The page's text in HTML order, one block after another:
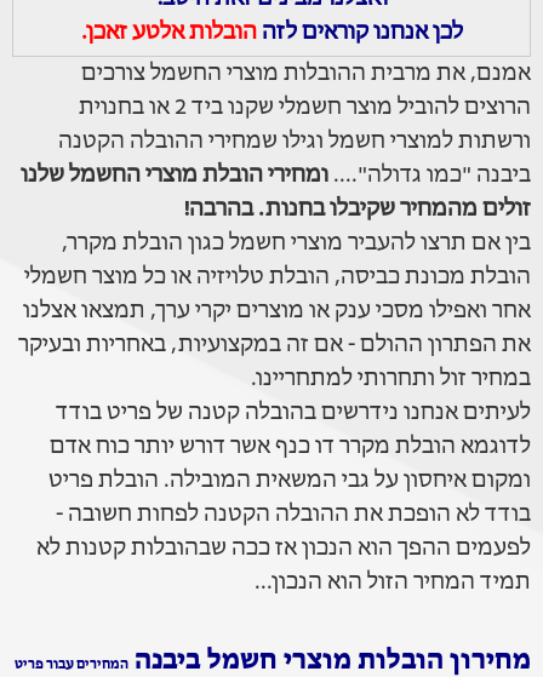
לכן אנחנו קוראים לזההובלות אלטע זאכן.
אמנם, את מרבית ההובלות מוצרי החשמל צורכים
הרוצים להוביל מוצר חשמלי שקנו ביד 2 או בחנוית
ורשתות למוצרי חשמל וגילו שמחירי ההובלה הקטנה
ביבנה "כמו גדולה".... ומחירי הובלת מוצרי החשמל שלנו
זולים מהמחיר שקיבלו בחנות. בהרבה!
בין אם תרצו להעביר מוצרי חשמל כגון הובלת מקרר,
הובלת מכונת כביסה, הובלת טלויזיה או כל מוצר חשמלי
אחר ואפילו מסכי ענק או מוצרים יקרי ערך, תמצאו אצלנו
את הפתרון ההולם - אם זה במקצועיות, באחריות ובעיקר
במחיר זול ותחרותי למתחריינו.
לעיתים אנחנו נידרשים בהובלה קטנה של פריט בודד
לדוגמא הובלת מקרר דו כנף אשר דורש יותר כוח אדם
ומקום איחסון על גבי המשאית המובילה. הובלת פריט
בודד לא הופכת את ההובלה הקטנה לפחות חשובה -
לפעמים ההפך הוא הנכון אז ככה שבהובלות קטנות לא
תמיד המחיר הזול הוא הנכון...
מחירון הובלות מוצרי חשמל ביבנה המחירים עבור פריט